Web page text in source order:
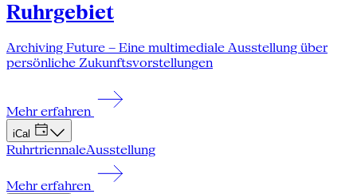
Ruhrgebiet
Archiving Future – Eine multimediale Ausstellung über
persönliche Zukunftsvorstellungen
Mehr erfahren
iCal
RuhrtriennaleAusstellung
Mehr erfahren